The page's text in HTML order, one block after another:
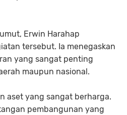
Erwin Harahap
tersebut. Ia menegaskan
yang sangat penting
maupun nasional.
aset yang sangat berharga.
pembangunan yang